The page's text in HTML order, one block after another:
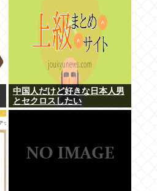
中国人だけど好きな日本人男
とセクロスしたい